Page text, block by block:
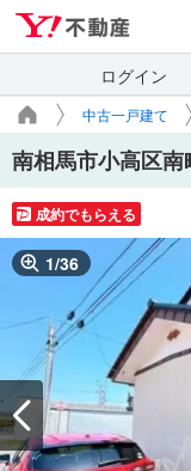
ログイン
中古一戸建て
南相馬市小高区南
成約でもらえる
1/36